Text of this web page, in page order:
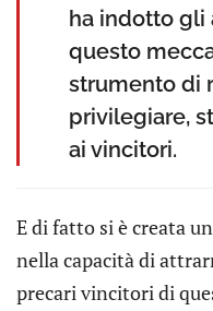
ha indotto gli
questo
strumento di
privilegiare,
ai vincitori.
E di fatto si è creata
nella capacità di
precari vincitori di